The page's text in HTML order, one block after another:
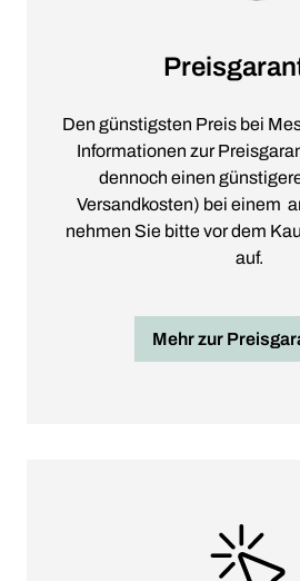
Den günstigsten Preis bei
Informationen zur
dennoch einen
Versandkosten) bei einem
nehmen Sie bitte vor dem
auf.
Mehr zur